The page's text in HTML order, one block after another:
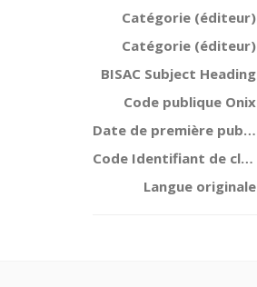
Catégorie (éditeur)
Catégorie (éditeur)
BISAC Subject Heading
Code publique Onix
Date de première publication du titre
Code Identifiant de classement sujet
Langue originale